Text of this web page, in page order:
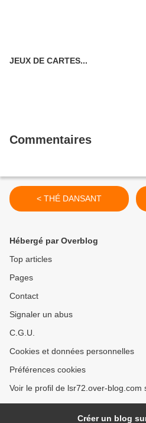
JEUX DE CARTES...
Commentaires
< THÉ DANSANT
Hébergé par Overblog
Top articles
Pages
Contact
Signaler un abus
C.G.U.
Cookies et données personnelles
Préférences cookies
Voir le profil de lsr72.over-blog.com
Créer un blog